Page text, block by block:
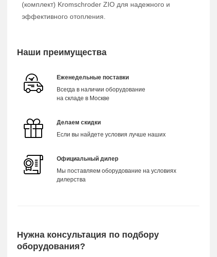
(комплект) Kromschroder ZIO для надежного и
эффективного отопления.
Наши преимущества
Еженедельные поставки
Всегда в наличии оборудование
на складе в Москве
Делаем скидки
Если вы найдете условия лучше наших
Официальный дилер
Мы поставляем оборудование на условиях
дилерства
Нужна консультация по подбору
оборудования?